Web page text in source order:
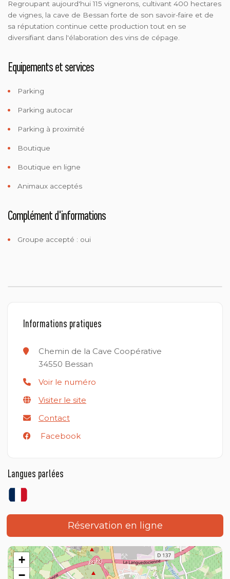
Regroupant aujourd'hui 115 vignerons, cultivant 400 hectares
de vignes, la cave de Bessan forte de son savoir-faire et de
sa réputation continue cette production tout en se
diversifiant dans l'élaboration des vins de cépage.
Equipements et services
Parking
Parking autocar
Parking à proximité
Boutique
Boutique en ligne
Animaux acceptés
Complément d'informations
Groupe accepté : oui
Informations pratiques
Chemin de la Cave Coopérative
34550 Bessan
Voir le numéro
Visiter le site
Contact
Facebook
Langues parlées
Réservation en ligne
+
−